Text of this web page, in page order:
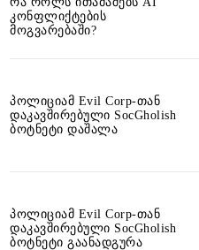
კონფლიქტების
მოგვარებაში?
პოლიციამ Evil Corp-თან
დაკავშირებული SocGholish
ბოტნეტი დაშალა
პოლიციამ Evil Corp-თან
დაკავშირებული SocGholish
ბოტნეტი გაანადგურა